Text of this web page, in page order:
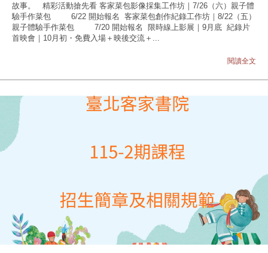
故事。 精彩活動搶先看 客家菜包影像採集工作坊｜7/26（六）親子體
驗手作菜包 6/22 開始報名 客家菜包創作紀錄工作坊｜8/22（五）
親子體驗手作菜包 7/20 開始報名 限時線上影展｜9月底 紀錄片
首映會｜10月初・免費入場＋映後交流＋...
閱讀全文